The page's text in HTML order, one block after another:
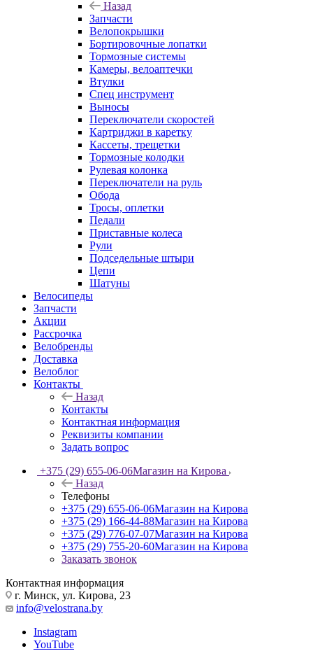
Назад
Запчасти
Велопокрышки
Бортировочные лопатки
Тормозные системы
Камеры, велоаптечки
Втулки
Спец инструмент
Выносы
Переключатели скоростей
Картриджи в каретку
Кассеты, трещетки
Тормозные колодки
Рулевая колонка
Переключатели на руль
Обода
Тросы, оплетки
Педали
Приставные колеса
Рули
Подседельные штыри
Цепи
Шатуны
Велосипеды
Запчасти
Акции
Рассрочка
Велобренды
Доставка
Велоблог
Контакты
Назад
Контакты
Контактная информация
Реквизиты компании
Задать вопрос
+375 (29) 655-06-06Магазин на Кирова
Назад
Телефоны
+375 (29) 655-06-06Магазин на Кирова
+375 (29) 166-44-88Магазин на Кирова
+375 (29) 776-07-07Магазин на Кирова
+375 (29) 755-20-60Магазин на Кирова
Заказать звонок
Контактная информация
г. Минск, ул. Кирова, 23
info@velostrana.by
Instagram
YouTube